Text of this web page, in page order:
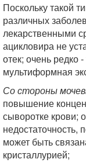
Поскольку такой
различных
лекарственными
ацикловира не
отек; очень редко
мультиформная
Со стороны
повышение
сыворотке крови;
недостаточность,
может быть
кристаллурией;